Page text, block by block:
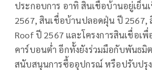
ประกอบการ อาทิ สินเชื่อบ้านอยู่เย็น
2567, สินเชื่อบ้านปลอดฝุ่น ปี 2567,
Roof ปี 2567 และโครงการสินเชื่อเพื่
คาร์บอนต่ำ อีกทั้งยังร่วมมือกับพันธมิ
สนับสนุนการซื้ออุปกรณ์ หรือปรับปรุ